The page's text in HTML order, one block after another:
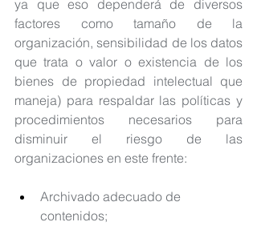
ya que eso dependerá de diversos
factores como tamaño de la
organización, sensibilidad de los datos
que trata o valor o existencia de los
bienes de propiedad intelectual que
maneja) para respaldar las políticas y
procedimientos necesarios para
disminuir el riesgo de las
organizaciones en este frente:
Archivado adecuado de
contenidos;